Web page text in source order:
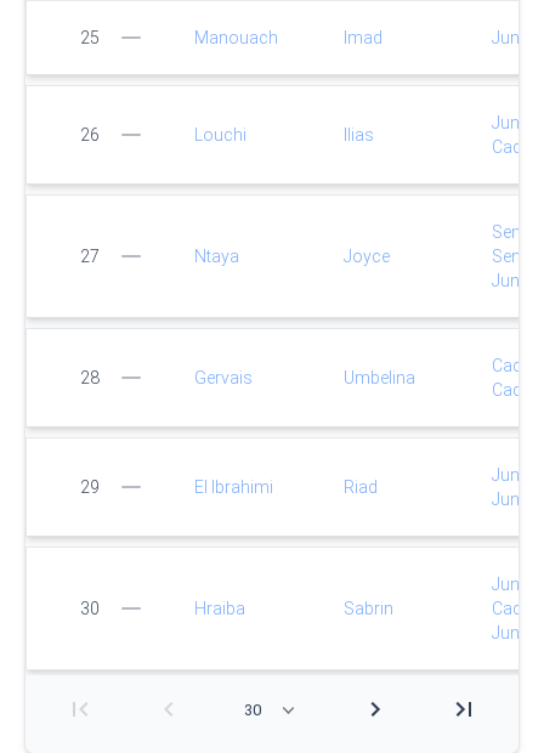
25 Manouach Imad Junior
26 Louchi Ilias
Junior
Cadet
27 Ntaya Joyce
Senior
Senior
Junior
28 Gervais Umbelina
Cadet
Cadet
29 El Ibrahimi Riad
Junior
Junior
30 Hraiba Sabrin
Junior
Cadet
Junior